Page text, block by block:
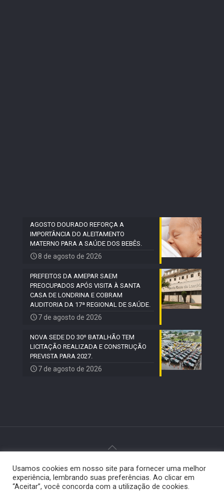
AGOSTO DOURADO REFORÇA A
IMPORTÂNCIA DO ALEITAMENTO
MATERNO PARA A SAÚDE DOS BEBÊS.
8 de agosto de 2026
PREFEITOS DA AMEPAR SAEM
PREOCUPADOS APÓS VISITA À SANTA
CASA DE LONDRINA E COBRAM
AUDITORIA DA 17ª REGIONAL DE SAÚDE.
7 de agosto de 2026
NOVA SEDE DO 30º BATALHÃO TEM
LICITAÇÃO REALIZADA E CONSTRUÇÃO
PREVISTA PARA 2027.
7 de agosto de 2026
© 2024 Paiquerê - Todos os direitos reservados |
Desenvolvido porElemento Visual .
Usamos cookies em nosso site para fornecer uma melhor
experiência, lembrando suas preferências. Ao clicar em
“Aceitar”, você concorda com a utilização de cookies.